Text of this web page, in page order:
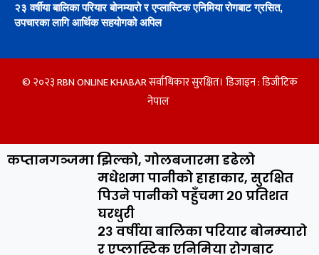
२३ वर्षीया बालिका परियार बोनम्यारो र एप्लास्टिक एनिमिया रोगबाट ग्रसित,
उपचारका लागि आर्थिक सहयोगको अपिल
© २०२३ RBN ONLINE KHABAR सर्वाधिकार सुरक्षित। डिजाइन :डिजीटिक
नेपाल
कप्तानगञ्जमा झिल्को, गोलबजारमा डढेलो
मधेशमा पानीको हाहाकार, सुरक्षित
पिउने पानीको पहुँचमा २० प्रतिशत
घरधुरी
२३ वर्षीया बालिका परियार बोनम्यारो
र एप्लास्टिक एनिमिया रोगबाट